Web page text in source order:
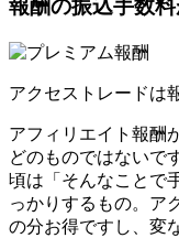
報酬の振込手数
アクセストレードは
アフィリエイト報酬
どのものではないで
頃は「そんなことで
っかりするもの。ア
の分お得ですし、変